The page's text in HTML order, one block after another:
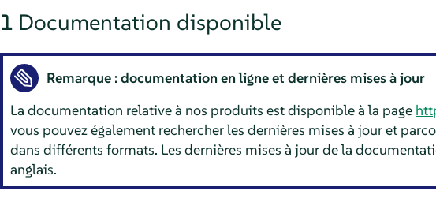
1 Documentation disponible
Remarque : documentation en ligne et dernières mises à jour
La documentation relative à nos produits est disponible à la page
vous pouvez également rechercher les dernières mises à jour et
dans différents formats. Les dernières mises à jour de la
anglais.